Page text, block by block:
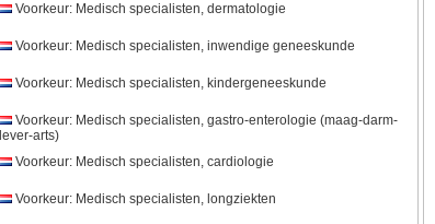
Voorkeur: Medisch specialisten, dermatologie
Voorkeur: Medisch specialisten, inwendige geneeskunde
Voorkeur: Medisch specialisten, kindergeneeskunde
Voorkeur: Medisch specialisten, gastro-enterologie (maag-darm-
lever-arts)
Voorkeur: Medisch specialisten, cardiologie
Voorkeur: Medisch specialisten, longziekten